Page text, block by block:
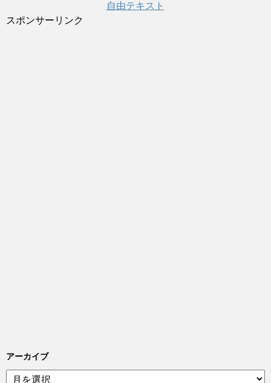
自由テキスト
スポンサーリンク
アーカイブ
ア